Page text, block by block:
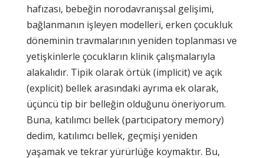
hafızası, bebeğin norodavranışsal gelişimi,
bağlanmanın işleyen modelleri, erken çocukluk
döneminin travmalarının yeniden toplanması ve
yetişkinlerle çocukların klinik çalışmalarıyla
alakalıdır. Tipik olarak örtük (implicit) ve açık
(explicit) bellek arasındaki ayrıma ek olarak,
üçüncü tip bir belleğin olduğunu öneriyorum.
Buna, katılımcı bellek (partıcipatory memory)
dedim, katılımcı bellek, geçmişi yeniden
yaşamak ve tekrar yürürlüğe koymaktır. Bu,